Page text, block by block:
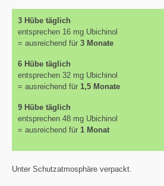
3 Hübe täglich
entsprechen 16 mg Ubichinol
= ausreichend für 3 Monate
6 Hübe täglich
entsprechen 32 mg Ubichinol
= ausreichend für 1,5 Monate
9 Hübe täglich
entsprechen 48 mg Ubichinol
= ausreichend für 1 Monat
Unter Schutzatmosphäre verpackt.